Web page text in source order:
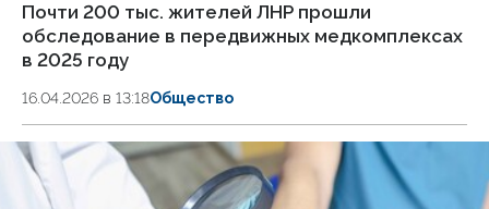
Почти 200 тыс. жителей ЛНР прошли
обследование в передвижных медкомплексах
в 2025 году
16.04.2026 в 13:18Общество